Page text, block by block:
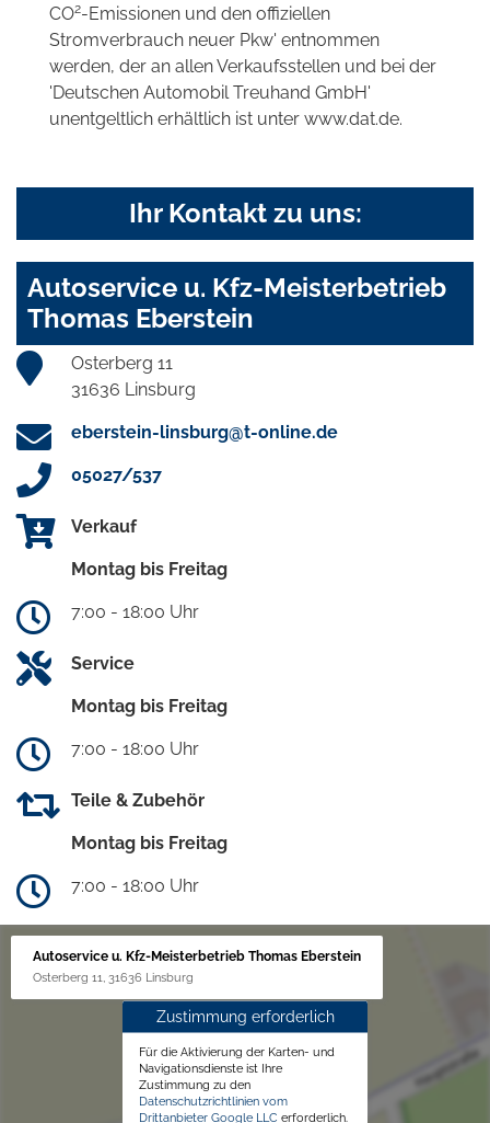
CO2-Emissionen und den offiziellen
Stromverbrauch neuer Pkw' entnommen
werden, der an allen Verkaufsstellen und bei der
'Deutschen Automobil Treuhand GmbH'
unentgeltlich erhältlich ist unter www.dat.de.
Ihr Kontakt zu uns:
Autoservice u. Kfz-Meisterbetrieb
Thomas Eberstein
Osterberg 11
31636 Linsburg
eberstein-linsburg@t-online.de
05027/537
Verkauf
Montag bis Freitag
7:00 - 18:00 Uhr
Service
Montag bis Freitag
7:00 - 18:00 Uhr
Teile & Zubehör
Montag bis Freitag
7:00 - 18:00 Uhr
Autoservice u. Kfz-Meisterbetrieb Thomas Eberstein
Osterberg 11, 31636 Linsburg
Zustimmung erforderlich
Für die Aktivierung der Karten- und
Navigationsdienste ist Ihre
Zustimmung zu den
Datenschutzrichtlinien vom
Drittanbieter Google LLC erforderlich.